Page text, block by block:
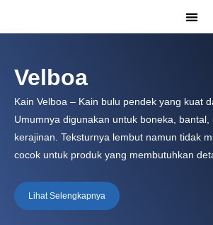
Velboa
Kain Velboa – Kain bulu pendek yang kuat
Umumnya digunakan untuk boneka, bantal,
kerajinan. Teksturnya lembut namun tidak
cocok untuk produk yang membutuhkan
Lihat Selengkapnya